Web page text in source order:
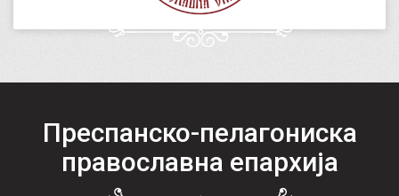
Преспанско-пелагониска
православна епархија